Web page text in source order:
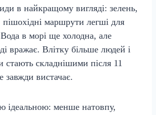
в найкращому вигляді: зелень,
пішохідні маршрути легші для
в морі ще холодна, але
вражає. Влітку більше людей і
стають складнішими після 11
завжди вистачає.
ідеальною: менше натовпу,